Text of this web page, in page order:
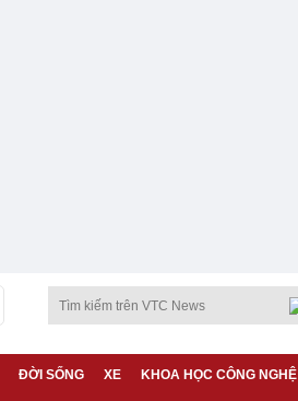
ĐỜI SỐNG XE KHOA HỌC CÔNG NGHỆ